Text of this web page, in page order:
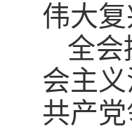
伟大
全会
会主
共产